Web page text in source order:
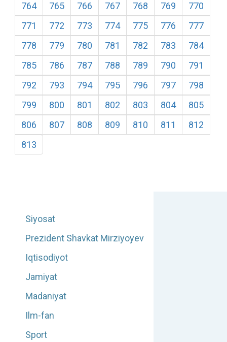
764
765 766 767 768 769
770
771
772 773 774 775 776
777
778
779 780 781 782 783
784
785
786 787 788 789 790
791
792
793 794 795 796 797
798
799
800 801 802 803 804
805
806
807 808 809 810 811
812
813
Siyosat
Prezident Shavkat Mirziyoyev
Iqtisodiyot
Jamiyat
Madaniyat
Ilm-fan
Sport